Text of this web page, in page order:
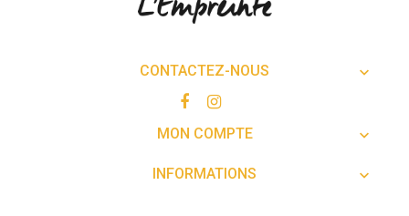
CONTACTEZ-NOUS 
MON COMPTE 
INFORMATIONS 